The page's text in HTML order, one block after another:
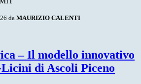
da MAURIZIO CALENTI
– Il modello innovativo
di Ascoli Piceno